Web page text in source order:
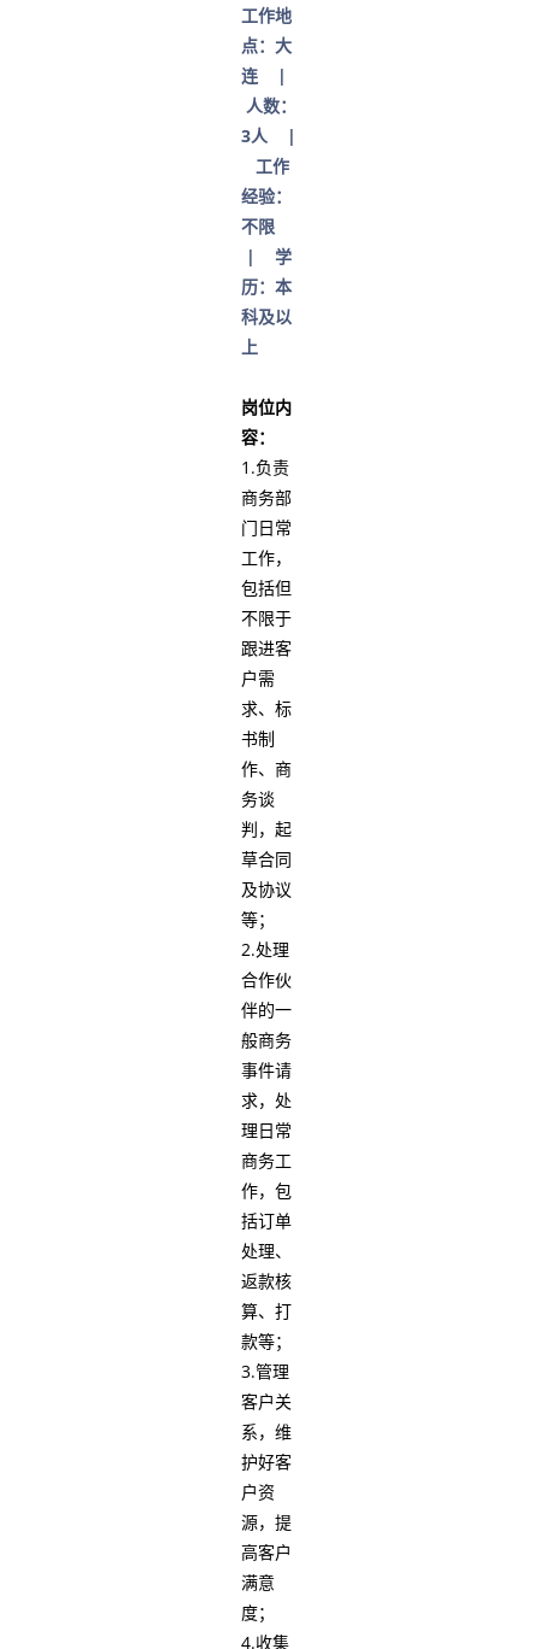
工作地
点：大
连 |
人数：
3人 |
工作
经验：
不限
| 学
历：本
科及以
上
岗位内
容：
1.负责
商务部
门日常
工作，
包括但
不限于
跟进客
户需
求、标
书制
作、商
务谈
判，起
草合同
及协议
等；
2.处理
合作伙
伴的一
般商务
事件请
求，处
理日常
商务工
作，包
括订单
处理、
返款核
算、打
款等；
3.管理
客户关
系，维
护好客
户资
源，提
高客户
满意
度；
4.收集